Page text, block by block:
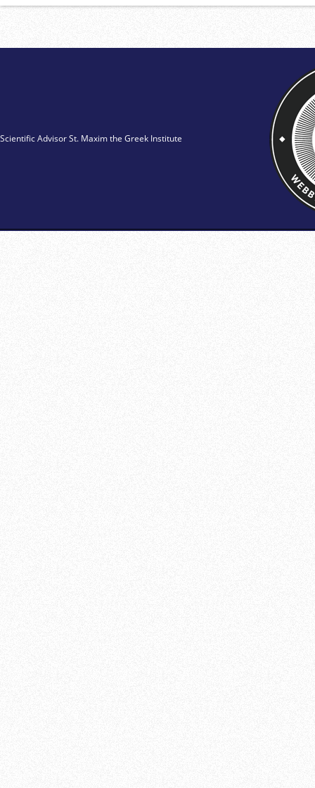
Scientific Advisor St. Maxim the Greek Institute